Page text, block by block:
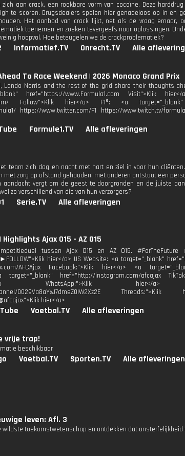
zich aan crack, een rookbare vorm van cocaïne. Deze
te scoren. Drugsdealers spelen hier genadeloos op in en
Het aanbod van crack lijkt, net als de vraag ernaar,
toenemen en zoeken tevergeefs naar oplossingen.
hoopvol. Hoe beteugelen we de crackproblematiek?
Informatief.TV Onrecht.TV Alle
To Race Weekend | 2026 Monaco Grand Prix
Lando Norris and the rest of the grid share their thoughts
href="https://www.Formula1.com Visit">Klik
Follow">Klik hier</a> F1®: <a target="_blank"
https://www.twitter.com/F1 https://www.twitch.tv/
Formule1.TV Alle afleveringen
team zich dag en nacht met hart en ziel in voor hun
met zorg op afstand gehouden, met anderen ontstaat een
vergt om de geest te doorgronden en de juiste
zo verschillend van die van hun verzorgers?
Serie.TV Alle afleveringen
Ajax 015 - AZ O15
tussen Ajax O15 en AZ O15. #ForTheFuture
hier</a> US Website: <a target="_blank"
AFCAjax Facebook:">Klik hier</a> <a
href="http://instagram.com/afcajax
@afcajax WhatsApp:">Klik
channel/0029Va8aYxJ7dmeZ0IW2Xz2E
hier</a>
Voetbal.TV Alle afleveringen
vrije trap!
beschikbaar
Voetbal.TV Sporten.TV Alle afleveringen
leven: Afl. 3
wildste toekomstwetenschap en ontdekken dat